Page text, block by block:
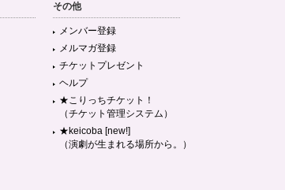
その他
メンバー登録
メルマガ登録
チケットプレゼント
ヘルプ
★こりっちチケット！
（チケット管理システム）
★keicoba [new!]
（演劇が生まれる場所から。）